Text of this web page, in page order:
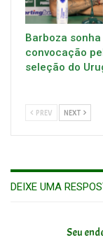
Barboza
convocação
seleção do
PREV NEXT
DEIXE UMA
Seu